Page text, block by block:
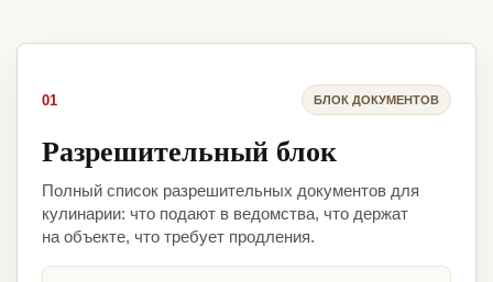
01 БЛОК ДОКУМЕНТОВ
Разрешительный блок
Полный список разрешительных документов для
кулинарии: что подают в ведомства, что держат
на объекте, что требует продления.